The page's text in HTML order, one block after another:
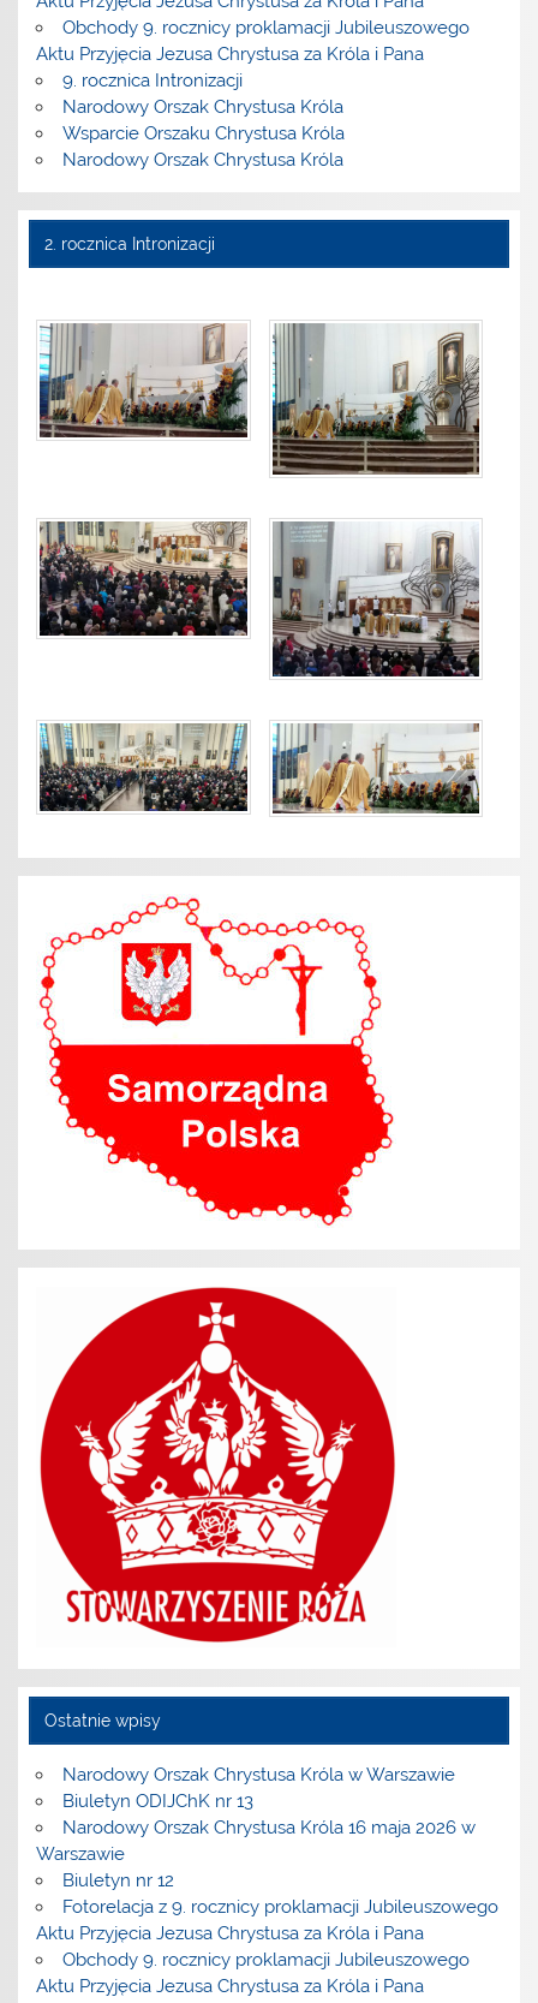
Obchody 9. rocznicy proklamacji Jubileuszowego
Aktu Przyjęcia Jezusa Chrystusa za Króla i Pana
9. rocznica Intronizacji
Narodowy Orszak Chrystusa Króla
Wsparcie Orszaku Chrystusa Króla
Narodowy Orszak Chrystusa Króla
2. rocznica Intronizacji
Ostatnie wpisy
Narodowy Orszak Chrystusa Króla w Warszawie
Biuletyn ODIJChK nr 13
Narodowy Orszak Chrystusa Króla 16 maja 2026 w
Warszawie
Biuletyn nr 12
Fotorelacja z 9. rocznicy proklamacji Jubileuszowego
Aktu Przyjęcia Jezusa Chrystusa za Króla i Pana
Obchody 9. rocznicy proklamacji Jubileuszowego
Aktu Przyjęcia Jezusa Chrystusa za Króla i Pana